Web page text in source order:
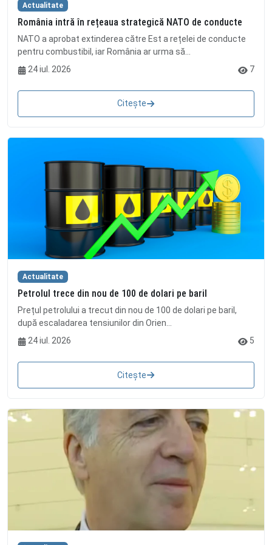
Actualitate
România intră în rețeaua strategică NATO de conducte
NATO a aprobat extinderea către Est a rețelei de conducte
pentru combustibil, iar România ar urma să...
24 iul. 2026
7
Citește
Actualitate
Petrolul trece din nou de 100 de dolari pe baril
Prețul petrolului a trecut din nou de 100 de dolari pe baril,
după escaladarea tensiunilor din Orien...
24 iul. 2026
5
Citește